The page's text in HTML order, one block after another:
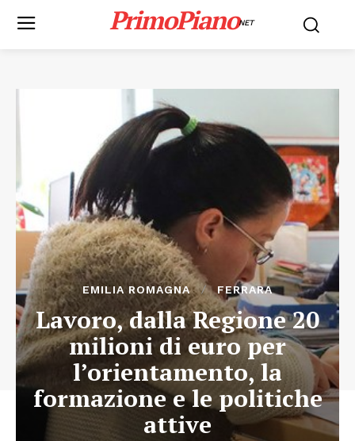
PrimoPianoNET
EMILIA ROMAGNA FERRARA
Lavoro, dalla Regione 20
milioni di euro per
l’orientamento, la
formazione e le politiche
attive